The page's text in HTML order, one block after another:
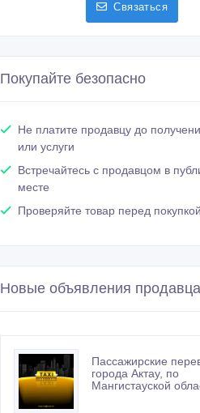
Связаться
Покупайте безопасно
Не платите продавцу до
или услуги
Встречайтесь с продавцом в
месте
Проверяйте товар перед покупкой
Новые объявления продавца
Пассажирские
города Актау, по
Мангистауской